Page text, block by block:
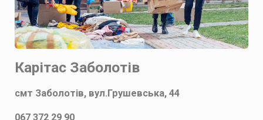
Карітас Заболотів
смт Заболотів, вул.Грушевська, 44
067 372 29 90